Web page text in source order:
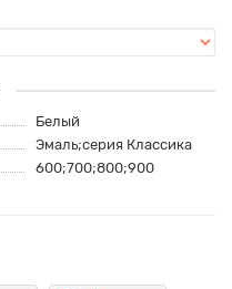
Белый
Эмаль;серия Классика
600;700;800;900